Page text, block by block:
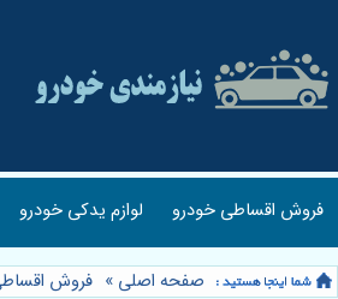
فروش اقساطی خودرو لوازم یدکی خودرو
صفحه اصلی » فروش